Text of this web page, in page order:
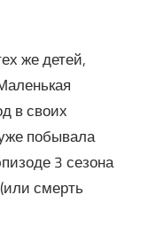
же детей,
в своих
побывала
3 сезона
смерть